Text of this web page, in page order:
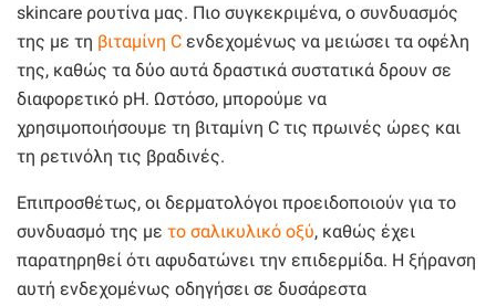
skincare ρουτίνα μας. Πιο συγκεκριμένα, ο συνδυασμός
της με τη βιταμίνη C ενδεχομένως να μειώσει τα οφέλη
της, καθώς τα δύο αυτά δραστικά συστατικά δρουν σε
διαφορετικό pH. Ωστόσο, μπορούμε να
χρησιμοποιήσουμε τη βιταμίνη C τις πρωινές ώρες και
τη ρετινόλη τις βραδινές.
Επιπροσθέτως, οι δερματολόγοι προειδοποιούν για το
συνδυασμό της με το σαλικυλικό οξύ, καθώς έχει
παρατηρηθεί ότι αφυδατώνει την επιδερμίδα. Η ξήρανση
αυτή ενδεχομένως οδηγήσει σε δυσάρεστα